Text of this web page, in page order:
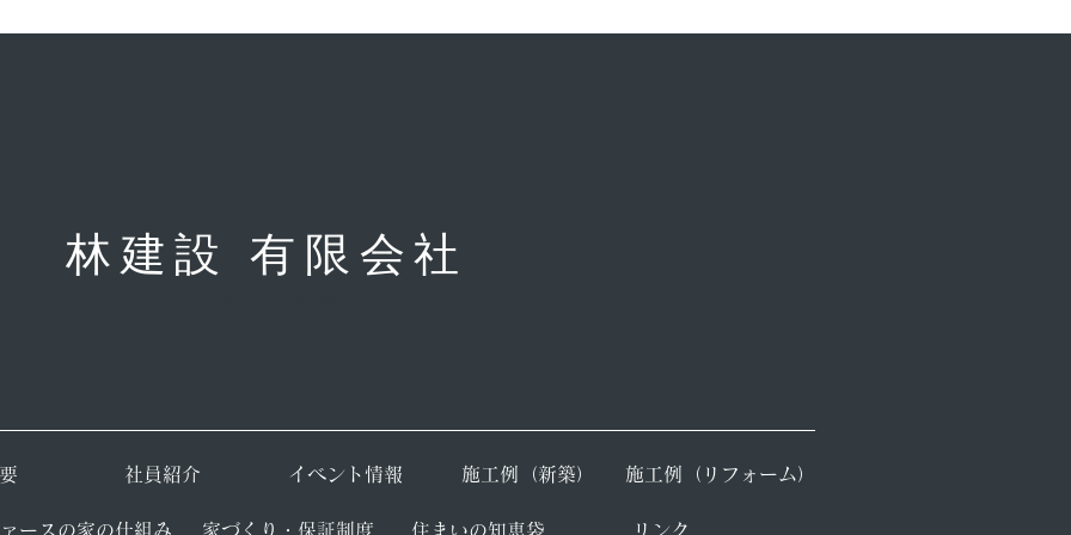
林建設 有限会社
​社員紹介 ​イベント情報 ​施工例（新築） ​施工例（リフォーム）
ースの家の仕組み ​家づくり・保証制度 ​住まいの知恵袋 ​リンク